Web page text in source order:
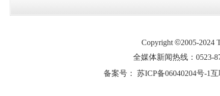
Copyright ©2005-2024
全媒体新闻热线：0523-
备案号： 苏ICP备06040204号-1互